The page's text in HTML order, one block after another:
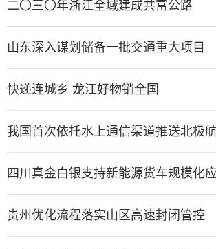
二〇三〇年浙江全域建成共富公路
山东深入谋划储备一批交通重大项目
快递连城乡 龙江好物销全国
我国首次依托水上通信渠道推送北极
四川真金白银支持新能源货车规模化
贵州优化流程落实山区高速封闭管控